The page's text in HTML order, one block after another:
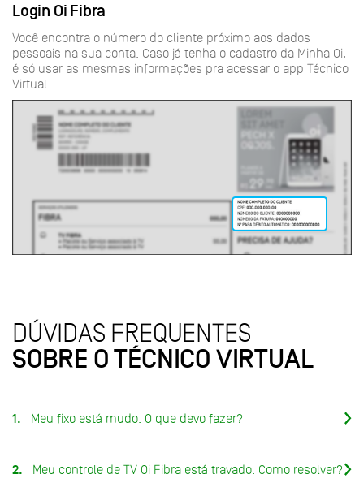
Login Oi Fibra
Você encontra o número do cliente próximo aos dados
pessoais na sua conta. Caso já tenha o cadastro da Minha Oi,
é só usar as mesmas informações pra acessar o app Técnico
Virtual.
DÚVIDAS FREQUENTES
SOBRE O TÉCNICO VIRTUAL
1. Meu fixo está mudo. O que devo fazer?
2. Meu controle de TV Oi Fibra está travado. Como resolver?